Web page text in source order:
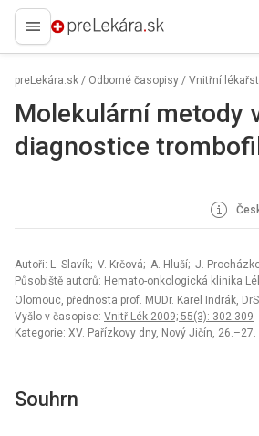
preLekára.sk
preLekára.sk / Odborné časopisy / Vnitřní
Molekulární metody
diagnostice
Autoři: L. Slavík; V. Krčová; A. Hluší; J.
Působiště autorů: Hemato-onkologická klinika
Olomouc, přednosta prof. MUDr. Karel Indrák,
Vyšlo v časopise: Vnitř Lék 2009; 55(3): 302-309
Kategorie: XV. Pařízkovy dny, Nový Jičín,
Souhrn